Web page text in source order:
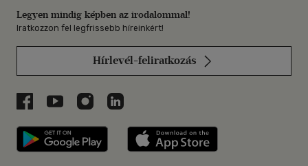
Legyen mindig képben az irodalommal!
Iratkozzon fel legfrissebb híreinkért!
Hírlevél-feliratkozás
Libri a Facebookon
Libri a Youtube-on
Libri az Instagramon
Libri a LinkedInen
Libri applikáció Szerezd meg: Google